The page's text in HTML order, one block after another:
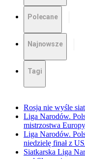
Polecane
Najnowsze
Tagi
Rosja nie wyśle
Liga Narodów.
mistrzostwa Europy
Liga Narodów.
niedzielę finał z
Siatkarska Liga